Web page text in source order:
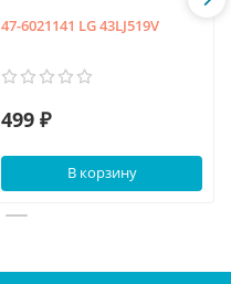
47-6021141 LG 43LJ519V
499 ₽
В корзину